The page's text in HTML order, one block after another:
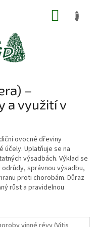
–
a využití v
ovocné dřeviny
Uplatňuje se na
výsadbách. Výklad se
správnou výsadbu,
proti chorobám. Důraz
růst a pravidelnou